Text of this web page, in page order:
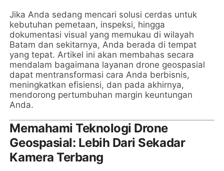
Jika Anda sedang mencari solusi cerdas untuk
kebutuhan pemetaan, inspeksi, hingga
dokumentasi visual yang memukau di wilayah
Batam dan sekitarnya, Anda berada di tempat
yang tepat. Artikel ini akan membahas secara
mendalam bagaimana layanan drone geospasial
dapat mentransformasi cara Anda berbisnis,
meningkatkan efisiensi, dan pada akhirnya,
mendorong pertumbuhan margin keuntungan
Anda.
Memahami Teknologi Drone
Geospasial: Lebih Dari Sekadar
Kamera Terbang